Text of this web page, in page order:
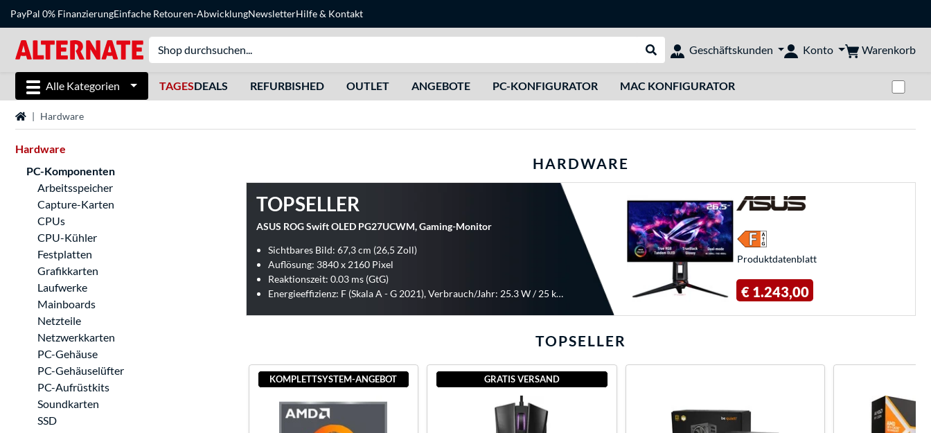
PayPal 0% FinanzierungEinfache Retouren-AbwicklungNewsletterHilfe& Kontakt
Suche durchführen
Geschäftskunden Konto Warenkorb
Alle Kategorien TAGESDEALS REFURBISHED OUTLET ANGEBOTE PC-KONFIGURATOR MAC KONFIGURATOR
StartseiteHardware
Hardware
PC-Komponenten
Arbeitsspeicher
Capture-Karten
CPUs
CPU-Kühler
Festplatten
Grafikkarten
Laufwerke
Mainboards
Netzteile
Netzwerkkarten
PC-Gehäuse
PC-Gehäuselüfter
PC-Aufrüstkits
Soundkarten
SSD
HARDWARE
TOPSELLER
ASUS ROG Swift OLED PG27UCWM, Gaming-Monitor
Sichtbares Bild: 67,3 cm (26,5 Zoll)
Auflösung: 3840 x 2160 Pixel
Reaktionszeit: 0.03 ms (GtG)
Energieeffizienz: F (Skala A - G 2021), Verbrauch/Jahr: 25.3 W / 25 kWh
Produkt­datenblatt
€ 1.243,00
TOPSELLER
KOMPLETTSYSTEM-ANGEBOT GRATIS VERSAND